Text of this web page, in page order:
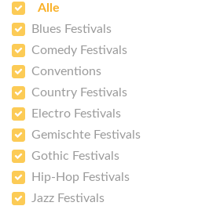
Alle
Blues Festivals
Comedy Festivals
Conventions
Country Festivals
Electro Festivals
Gemischte Festivals
Gothic Festivals
Hip-Hop Festivals
Jazz Festivals